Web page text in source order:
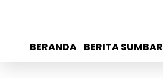
BERANDA BERITA SUMBAR